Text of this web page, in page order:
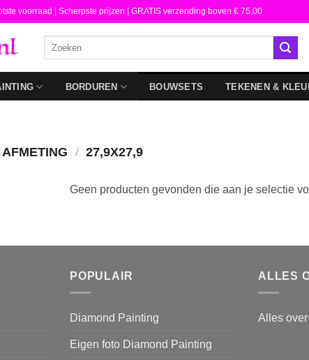
voorraad | Scherpste prijzen | GRATIS verzending boven € 75,00
BORDUREN BOUWSETS TEKENEN &
/ 27,9X27,9
Geen producten gevonden die aan je selectie
POPULAIR
Diamond Painting
Eigen foto Diamond Painting
ALLES
Alles